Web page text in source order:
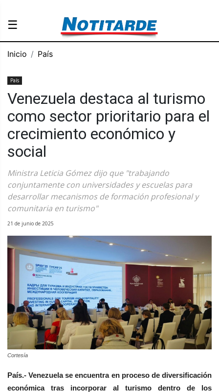
☰
Inicio País
País
Venezuela destaca al turismo
como sector prioritario para el
crecimiento económico y
social
Ministra Leticia Gómez dijo que "trabajando
conjuntamente con universidades y escuelas para
desarrollar mecanismos de formación profesional y
comunitaria en turismo"
21 de junio de 2025
Cortesía
País.- Venezuela se encuentra en proceso de diversificación
económica tras incorporar al turismo dentro de los